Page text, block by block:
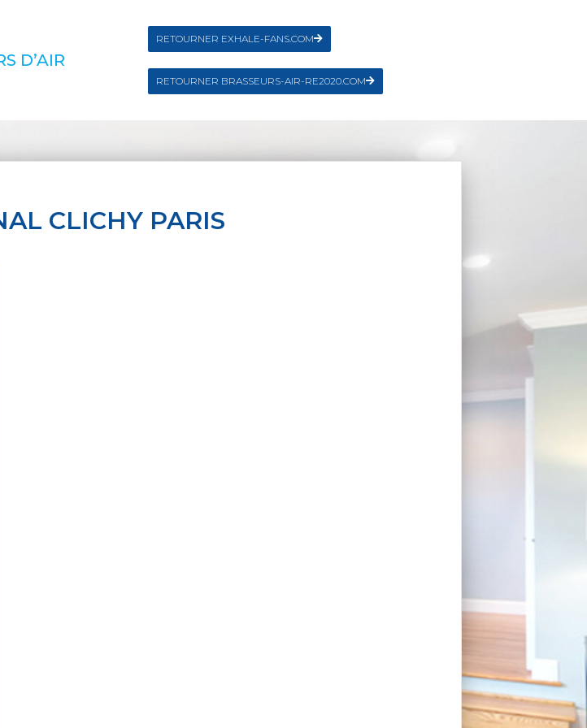
D’AIR
RETOURNER EXHALE-FANS.COM
RETOURNER BRASSEURS-AIR-RE2020.COM
CLICHY PARIS